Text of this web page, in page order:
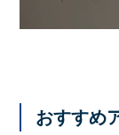
おすすめ